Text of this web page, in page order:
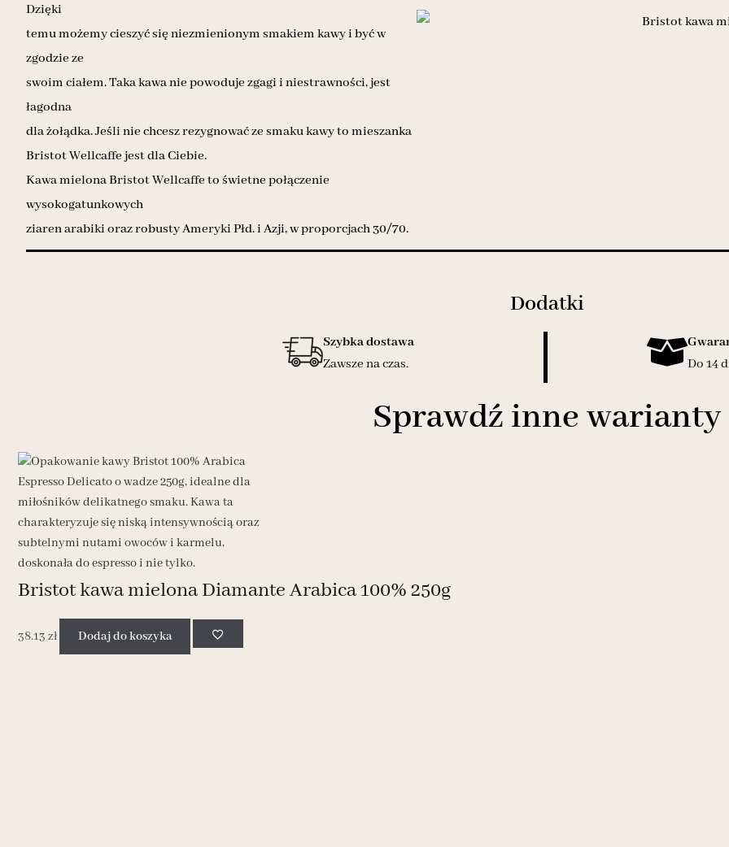
Dzięki
temu możemy cieszyć się niezmienionym smakiem kawy i być w
zgodzie ze
swoim ciałem. Taka kawa nie powoduje zgagi i niestrawności, jest
łagodna
dla żołądka. Jeśli nie chcesz rezygnować ze smaku kawy to mieszanka
Bristot Wellcaffe jest dla Ciebie.
Kawa mielona Bristot Wellcaffe to świetne połączenie
wysokogatunkowych
ziaren arabiki oraz robusty Ameryki Płd. i Azji, w proporcjach 30/70.
Dodatki
Szybka dostawa
Zawsze na czas.
Do 14
Sprawdź inne warianty
Bristot kawa mielona Diamante Arabica 100% 250g
38.13 zł Dodaj do koszyka